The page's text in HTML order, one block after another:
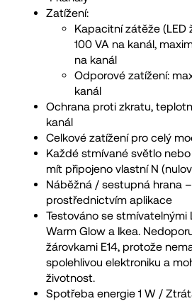
Zatížení:
Kapacitní zátěže (LED
100 VA na kanál,
na kanál
Odporové zatížení:
kanál
Ochrana proti zkratu,
kanál
Celkové zatížení pro celý
Každé stmívané světlo
mít připojeno vlastní N
Náběžná / sestupná hrana
prostřednictvím aplikace
Testováno se stmívatelnými
Warm Glow a Ikea.
žárovkami E14, protože
spolehlivou elektroniku a
životnost.
Spotřeba energie 1 W /